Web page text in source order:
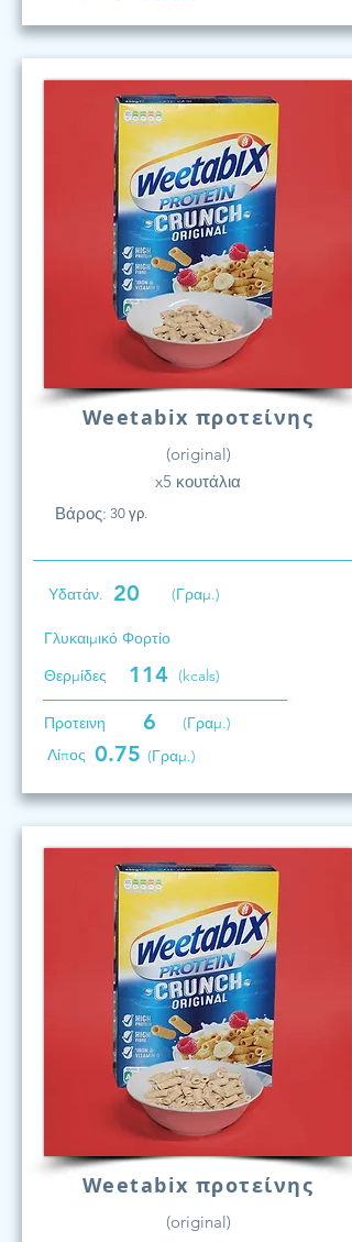
Weetabix προτείνης
(original)
x5 κουτάλια
Βάρος: 30 γρ.
Υδατάν. 20 (Γραμ.)
Γλυκαιμικό Φορτίο
Θερμίδες
114 (kcals)
Προτεινη 6
(Γραμ.)
Λίπος 0.75 (Γραμ.)
Weetabix προτείνης
(original)